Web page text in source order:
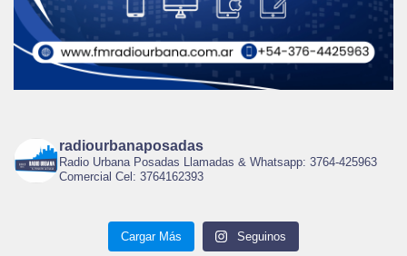
radiourbanaposadas
Radio Urbana Posadas Llamadas & Whatsapp: 3764-425963
Comercial Cel: 3764162393
Cargar Más Seguinos